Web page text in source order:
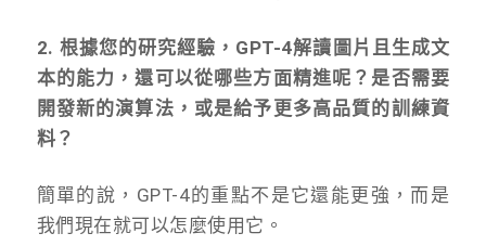
2. 根據您的研究經驗，GPT-4解讀圖片且生成文
本的能力，還可以從哪些方面精進呢？是否需要
開發新的演算法，或是給予更多高品質的訓練資
料？
簡單的說，GPT-4的重點不是它還能更強，而是
我們現在就可以怎麼使用它。